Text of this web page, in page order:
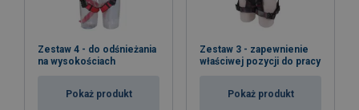
Zestaw 4 - do odśnieżania
na wysokościach
Pokaż produkt
Zestaw 3 - zapewnienie
właściwej pozycji do pracy
Pokaż produkt